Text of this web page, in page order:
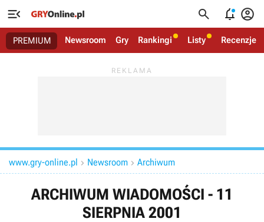
   
PREMIUM Newsroom Gry Rankingi Listy Recenzje
www.gry-online.pl  Newsroom  Archiwum
ARCHIWUM WIADOMOŚCI - 11
SIERPNIA 2001